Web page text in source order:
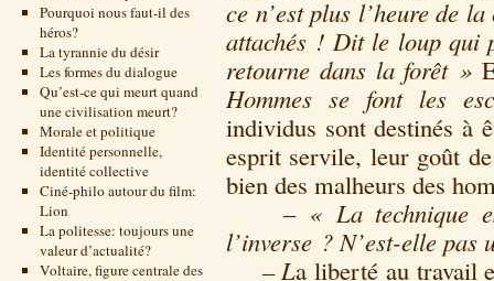
Pourquoi nous faut-il des
héros?
La tyrannie du désir
Les formes du dialogue
Qu’est-ce qui meurt quand
une civilisation meurt?
Morale et politique
Identité personnelle,
identité collective
Ciné-philo autour du film:
Lion
La politesse: toujours une
valeur d’actualité?
Voltaire, figure centrale des
ce n’est plus l’heure de
attachés ! Dit le loup qui
retourne dans la forêt »
Hommes se font les
individus sont destinés à
esprit servile, leur goût
bien des malheurs des
– « La technique
l’inverse ? N’est-elle
– La liberté au travail